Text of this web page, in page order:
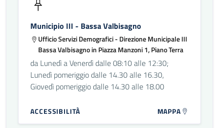
Municipio III - Bassa Valbisagno
Ufficio Servizi Demografici - Direzione Municipale III
Bassa Valbisagno in Piazza Manzoni 1, Piano Terra
da Lunedì a Venerdì dalle 08:10 alle 12:30;
Lunedì pomeriggio dalle 14.30 alle 16.30,
Giovedì pomeriggio dalle 14.30 alle 18.00
ACCESSIBILITÀ MAPPA